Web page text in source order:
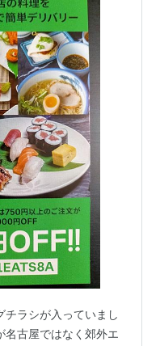
ラシが入っていまし
名古屋ではなく郊外エ